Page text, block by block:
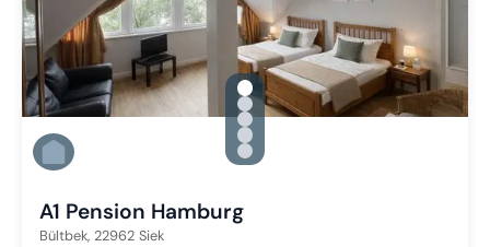
gallery.slide_selector
Zu Slide 1 wechseln
Zu Slide 2 wechseln
Zu Slide 3 wechseln
Zu Slide 4 wechseln
Zu Slide 5 wechseln
A1 Pension Hamburg
Bültbek, 22962 Siek